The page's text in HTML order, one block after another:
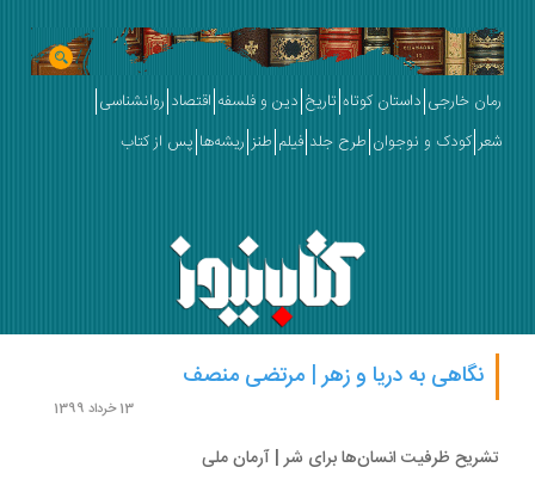
خارجی داستان کوتاه تاریخ دین و فلسفه اقتصاد روانشناسی
کودک و نوجوان طرح جلد فیلم طنز ریشه‌ها پس از کتاب
نگاهی به دریا و زهر | مرتضی منصف
ظرفیت انسان‌ها برای شر | آرمان ملی